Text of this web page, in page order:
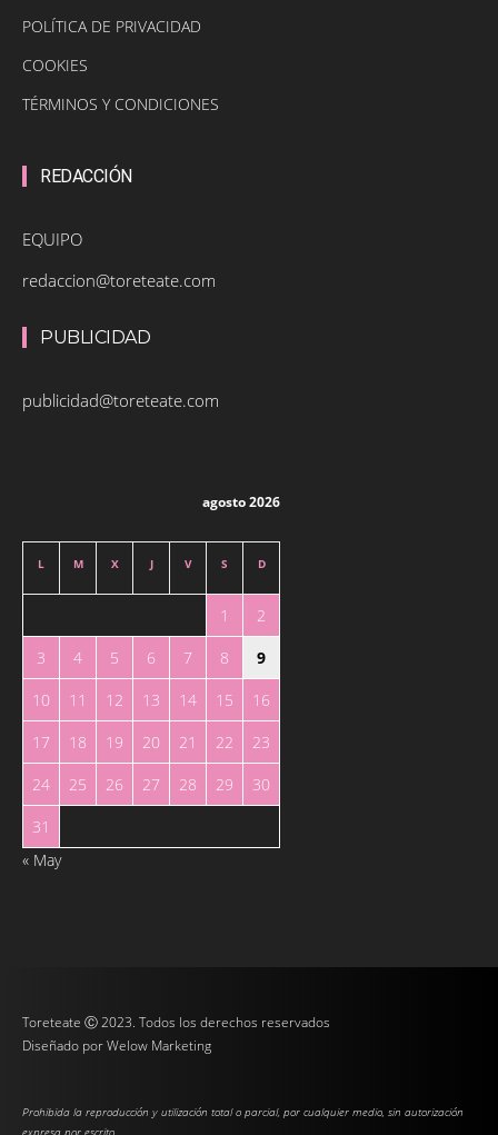
POLÍTICA DE PRIVACIDAD
COOKIES
TÉRMINOS Y CONDICIONES
REDACCIÓN
EQUIPO
redaccion@toreteate.com
PUBLICIDAD
publicidad@toreteate.com
agosto 2026
L M X J V S D
1
2
3
4 5 6 7 8
9
10
11 12 13 14 15
16
17
18 19 20 21 22
23
24
25 26 27 28 29
30
31
« May
Toreteate Ⓒ 2023. Todos los derechos reservados
Diseñado porWelow Marketing
Prohibida la reproducción y utilización total o parcial, por cualquier medio, sin autorización
expresa por escrito.